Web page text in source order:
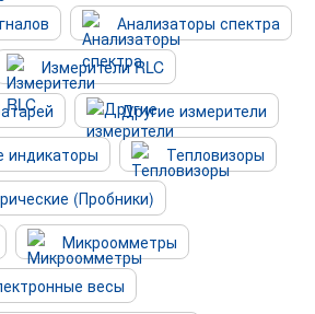
Анализаторы спектра
Измерители RLC
Другие измерители
индикаторы
Тепловизоры
(Пробники)
Микроомметры
весы